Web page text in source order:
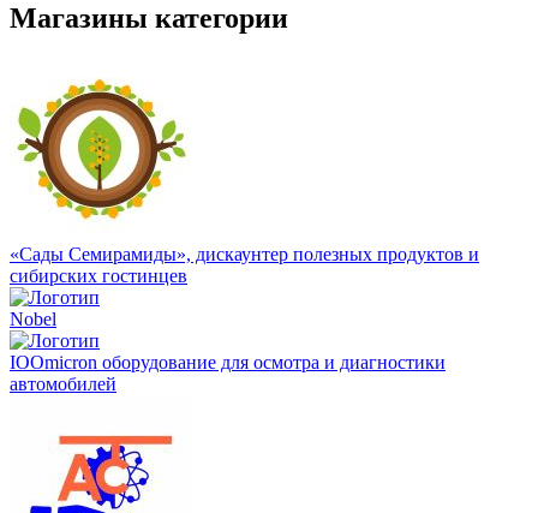
Магазины категории
«Сады Семирамиды», дискаунтер полезных продуктов и
сибирских гостинцев
Nobel
IOOmicron оборудование для осмотра и диагностики
автомобилей